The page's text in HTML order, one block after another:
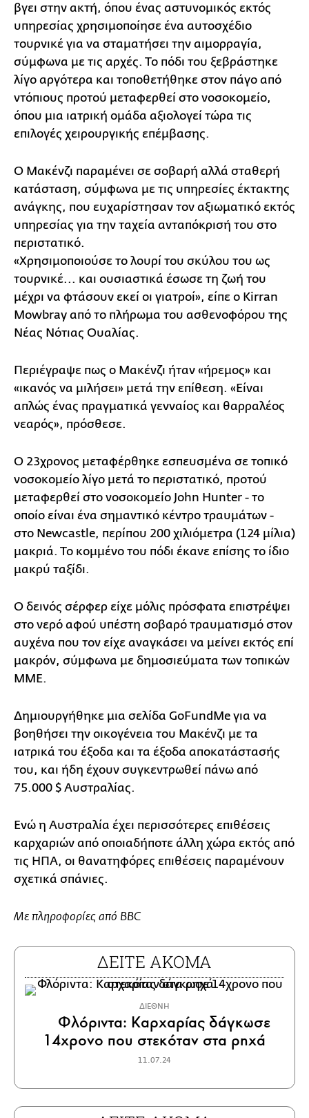
βγει στην ακτή, όπου ένας αστυνομικός εκτός
υπηρεσίας χρησιμοποίησε ένα αυτοσχέδιο
τουρνικέ για να σταματήσει την αιμορραγία,
σύμφωνα με τις αρχές. Το πόδι του ξεβράστηκε
λίγο αργότερα και τοποθετήθηκε στον πάγο από
ντόπιους προτού μεταφερθεί στο νοσοκομείο,
όπου μια ιατρική ομάδα αξιολογεί τώρα τις
επιλογές χειρουργικής επέμβασης.
Ο Μακένζι παραμένει σε σοβαρή αλλά σταθερή
κατάσταση, σύμφωνα με τις υπηρεσίες έκτακτης
ανάγκης, που ευχαρίστησαν τον αξιωματικό εκτός
υπηρεσίας για την ταχεία ανταπόκρισή του στο
περιστατικό.
«Χρησιμοποιούσε το λουρί του σκύλου του ως
τουρνικέ... και ουσιαστικά έσωσε τη ζωή του
μέχρι να φτάσουν εκεί οι γιατροί», είπε ο Kirran
Mowbray από το πλήρωμα του ασθενοφόρου της
Νέας Νότιας Ουαλίας.
Περιέγραψε πως ο Μακένζι ήταν «ήρεμος» και
«ικανός να μιλήσει» μετά την επίθεση. «Είναι
απλώς ένας πραγματικά γενναίος και θαρραλέος
νεαρός», πρόσθεσε.
Ο 23χρονος μεταφέρθηκε εσπευσμένα σε τοπικό
νοσοκομείο λίγο μετά το περιστατικό, προτού
μεταφερθεί στο νοσοκομείο John Hunter - το
οποίο είναι ένα σημαντικό κέντρο τραυμάτων -
στο Newcastle, περίπου 200 χιλιόμετρα (124 μίλια)
μακριά. Το κομμένο του πόδι έκανε επίσης το ίδιο
μακρύ ταξίδι.
Ο δεινός σέρφερ είχε μόλις πρόσφατα επιστρέψει
στο νερό αφού υπέστη σοβαρό τραυματισμό στον
αυχένα που τον είχε αναγκάσει να μείνει εκτός επί
μακρόν, σύμφωνα με δημοσιεύματα των τοπικών
ΜΜΕ.
Δημιουργήθηκε μια σελίδα GoFundMe για να
βοηθήσει την οικογένεια του Μακένζι με τα
ιατρικά του έξοδα και τα έξοδα αποκατάστασής
του, και ήδη έχουν συγκεντρωθεί πάνω από
75.000 $ Αυστραλίας.
Ενώ η Αυστραλία έχει περισσότερες επιθέσεις
καρχαριών από οποιαδήποτε άλλη χώρα εκτός από
τις ΗΠΑ, οι θανατηφόρες επιθέσεις παραμένουν
σχετικά σπάνιες.
Με πληροφορίες από BBC
ΔΕΙΤΕ ΑΚΟΜΑ
ΔΙΕΘΝΗ
Φλόριντα: Καρχαρίας δάγκωσε
14χρονο που στεκόταν στα ρηχά
11.07.24